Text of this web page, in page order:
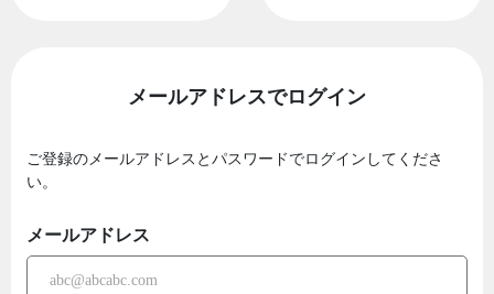
メールアドレスでログイン
ご登録のメールアドレスとパスワードでログインしてくださ
い。
メールアドレス